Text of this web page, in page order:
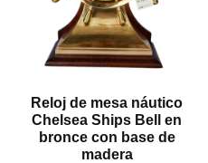
Reloj de mesa náutico
Chelsea Ships Bell en
bronce con base de
madera